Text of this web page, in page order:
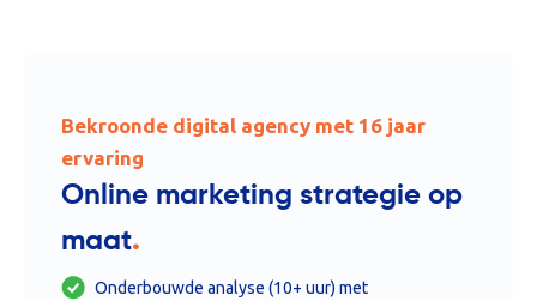
Bekroonde digital agency met 16 jaar
ervaring
Online marketing strategie op
maat.
Onderbouwde analyse (10+ uur) met